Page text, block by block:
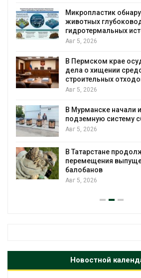
Микропластик
животных
гидротермальных
Авг 5, 2026
В Пермском крае
дела о хищении
строительных
Авг 5, 2026
В Мурманске начали
подземную систему
Авг 5, 2026
В Татарстане
перемещения
балобанов
Авг 5, 2026
Новостной